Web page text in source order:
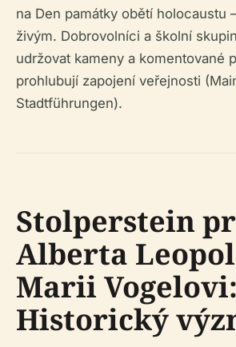
na Den památky obětí holocaustu
živým. Dobrovolníci a školní
udržovat kameny a komentované
prohlubují zapojení veřejnosti
Stadtführungen).
Stolperstein
Alberta
Marii Vogelovi:
Historický